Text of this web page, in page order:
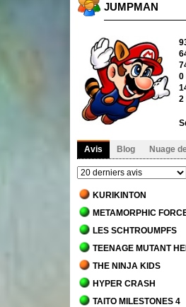
JUMPMAN
0
2
Avis Blog Nuage
KURIKINTON
METAMORPHIC
LES SCHTROUMPFS
TEENAGE MUTANT
THE NINJA KIDS
HYPER CRASH
TAITO MILESTONES 4